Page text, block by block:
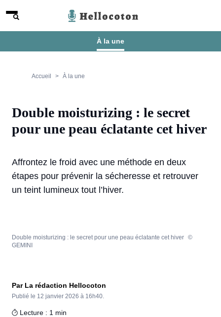
Menu
À la une
Accueil À la une
Double moisturizing : le secret
pour une peau éclatante cet hiver
Affrontez le froid avec une méthode en deux
étapes pour prévenir la sécheresse et retrouver
un teint lumineux tout l’hiver.
Double moisturizing : le secret pour une peau éclatante cet hiver ©
GEMINI
Par La rédaction Hellocoton
Publié le 12 janvier 2026 à 16h40.
Lecture : 1 min